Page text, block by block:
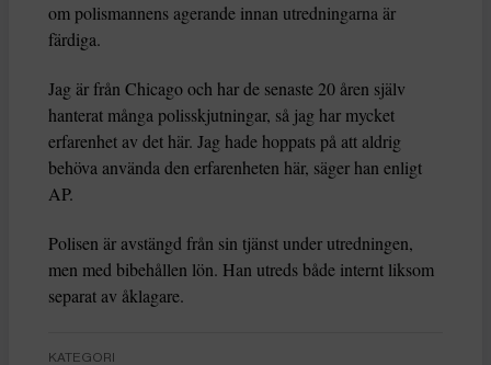
om polismannens agerande innan utredningarna är
färdiga.
Jag är från Chicago och har de senaste 20 åren själv
hanterat många polisskjutningar, så jag har mycket
erfarenhet av det här. Jag hade hoppats på att aldrig
behöva använda den erfarenheten här, säger han enligt
AP.
Polisen är avstängd från sin tjänst under utredningen,
men med bibehållen lön. Han utreds både internt liksom
separat av åklagare.
KATEGORI